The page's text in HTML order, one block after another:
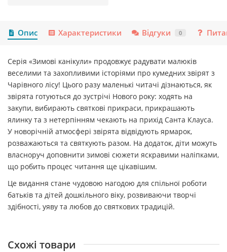
Опис Характеристики Відгуки 0
Серія «Зимові канікули» продовжує радувати малюків
веселими та захопливими історіями про кумедних звірят з
Чарівного лісу! Цього разу маленькі читачі дізнаються, як
звірята готуються до зустрічі Нового року: ходять на
закупи, вибирають святкові прикраси, прикрашають
ялинку та з нетерпінням чекають на прихід Санта Клауса.
У новорічній атмосфері звірята відвідують ярмарок,
розважаються та святкують разом. На додаток, діти можуть
власноруч доповнити зимові сюжети яскравими наліпками,
що робить процес читання ще цікавішим.
Це видання стане чудовою нагодою для спільної роботи
батьків та дітей дошкільного віку, розвиваючи творчі
здібності, уяву та любов до святкових традицій.
Схожі товари